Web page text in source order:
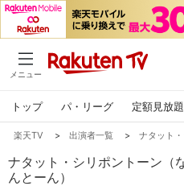
メニュー
トップ パ・リーグ 定額見放題
楽天TV > 出演者一覧 > ナタット
ナタット・シリポントーン（
んとーん）